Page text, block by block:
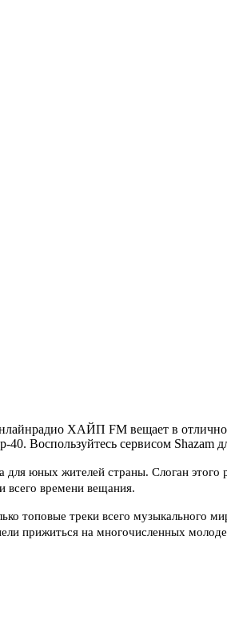
ХАЙП FM вещает в
Воспользуйтесь сервисом Shazam
юных жителей страны. Слоган
всего времени вещания.
топовые треки всего музыкального
прижиться на многочисленных